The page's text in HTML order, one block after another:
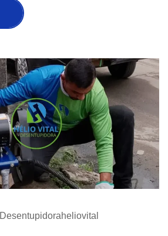
Desentupidoraheliovital